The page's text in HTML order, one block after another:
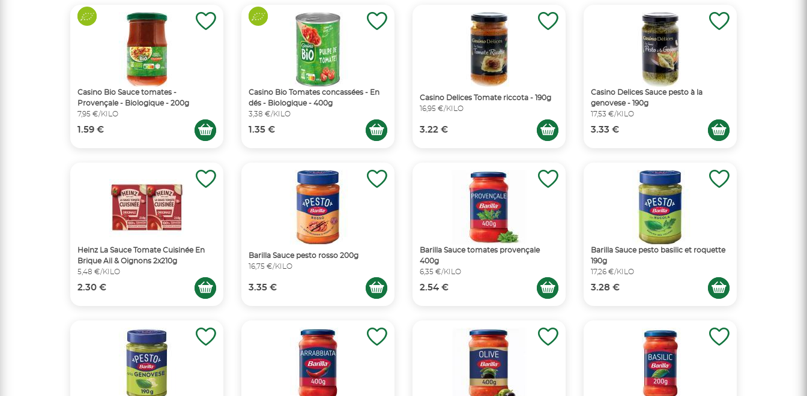
Casino Bio Sauce tomates -
Provençale - Biologique - 200g
7,95 €/KILO
1.59 €
Casino Bio Tomates concassées - En
dés - Biologique - 400g
3,38 €/KILO
1.35 €
Casino Delices Tomate riccota - 190g
16,95 €/KILO
3.22 €
Casino Delices Sauce pesto à la
genovese - 190g
17,53 €/KILO
3.33 €
Heinz La Sauce Tomate Cuisinée En
Brique Ail & Oignons 2x210g
5,48 €/KILO
2.30 €
Barilla Sauce pesto rosso 200g
16,75 €/KILO
3.35 €
Barilla Sauce tomates provençale
400g
6,35 €/KILO
2.54 €
Barilla Sauce pesto basilic et roquette
190g
17,26 €/KILO
3.28 €